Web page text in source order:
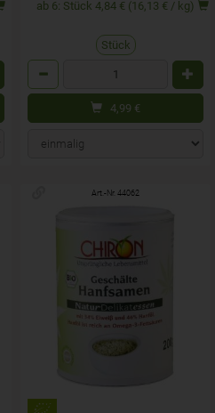
ab 6: Stück 4,84 € (16,13 € / kg)
Stück
4,99 €
Art.-Nr. 44062